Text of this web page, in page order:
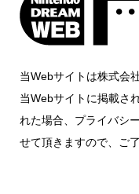
当Webサイトは株式会
当Webサイトに掲載さ
れた場合、プライバシ
せて頂きますので、ご